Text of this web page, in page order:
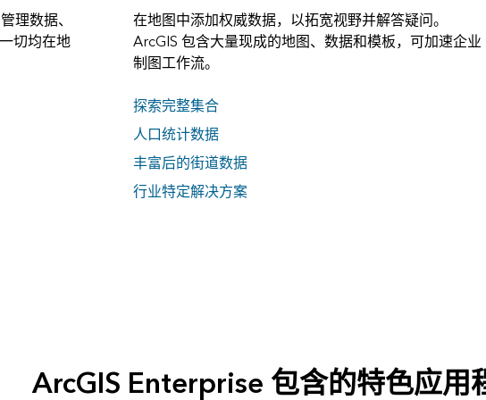
理数据、
切均在地
在地图中添加权威数据，以拓宽视野并解答疑问。
ArcGIS 包含大量现成的地图、数据和模板，可加速企业
制图工作流。
探索完整集合
人口统计数据
丰富后的街道数据
行业特定解决方案
ArcGIS Enterprise 包含的特色应用